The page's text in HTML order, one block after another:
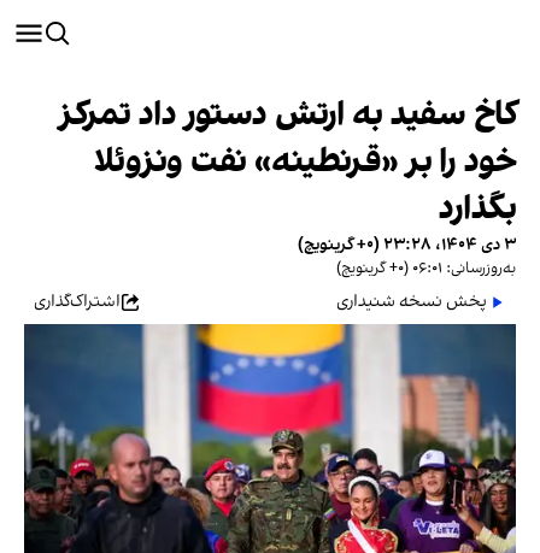
کاخ سفید به ارتش دستور داد تمرکز
خود را بر «قرنطینه» نفت ونزوئلا
بگذارد
۳ دی ۱۴۰۴، ۲۳:۲۸ (‎+۰ گرینویچ)
به‌روزرسانی: ۰۶:۰۱ (‎+۰ گرینویچ)
پخش نسخه شنیداری اشتراک‌گذاری